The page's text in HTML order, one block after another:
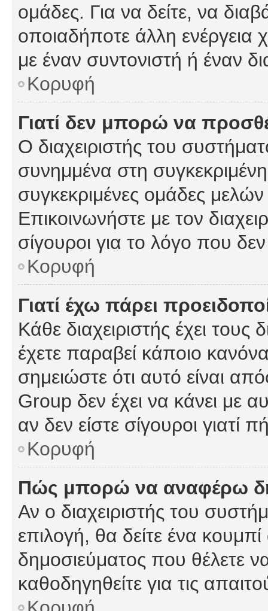
ομάδες. Για να δείτε, να
οποιαδήποτε άλλη ενέργεια
με έναν συντονιστή ή έναν
Κορυφή
Γιατί δεν μπορώ να
Ο διαχειριστής του
συνημμένα στη
συγκεκριμένες ομάδες
Επικοινωνήστε με τον
σίγουροι για το λόγο που
Κορυφή
Γιατί έχω πάρει
Κάθε διαχειριστής έχει
έχετε παραβεί κάποιο
σημειώστε ότι αυτό είναι
Group δεν έχει να κάνει με
αν δεν είστε σίγουροι γιατί
Κορυφή
Πώς μπορώ να αναφέρω
Αν ο διαχειριστής του
επιλογή, θα δείτε ένα
δημοσιεύματος που θέλετε
καθοδηγηθείτε για τις